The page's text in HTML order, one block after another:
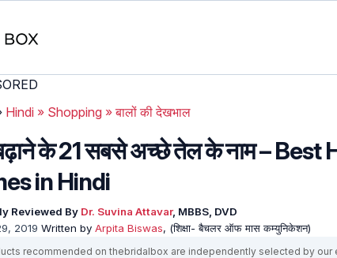
Hindi » Shopping »बालों की देखभाल
के 21 सबसे अच्छे तेल के नाम –
in Hindi
Reviewed By Dr. Suvina Attavar, MBBS, DVD
2019 Written by Arpita Biswas, (शिक्षा- बैचलर ऑफ मास कम्युनिकेशन)
recommended on thebridalbox are independently selected by our